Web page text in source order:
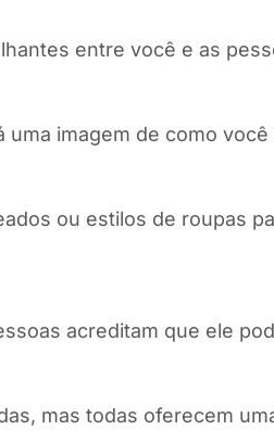
entre você e as
imagem de como
ou estilos de roupas
acreditam que ele
mas todas oferecem